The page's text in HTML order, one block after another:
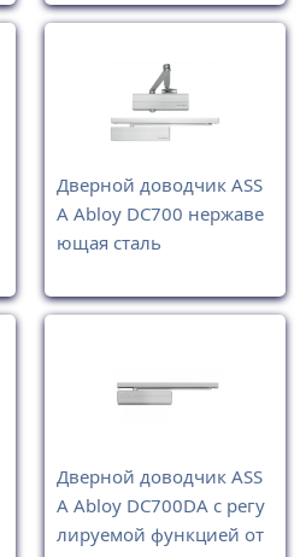
Дверной доводчик ASS
A Abloy DC700 нержаве
ющая сталь
Дверной доводчик ASS
A Abloy DC700DA с регу
лируемой функцией от